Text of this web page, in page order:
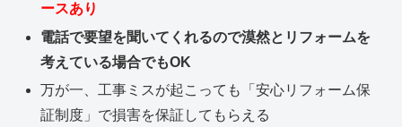
ースあり
電話で要望を聞いてくれるので漠然とリフォームを
考えている場合でもOK
万が一、工事ミスが起こっても「安心リフォーム保
証制度」で損害を保証してもらえる